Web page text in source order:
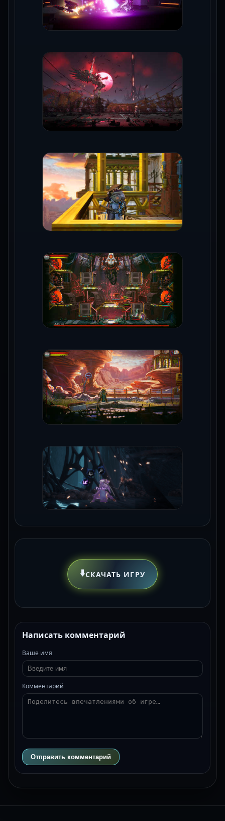
⬇️СКАЧАТЬ ИГРУ
Написать комментарий
Ваше имя
Комментарий
Отправить комментарий